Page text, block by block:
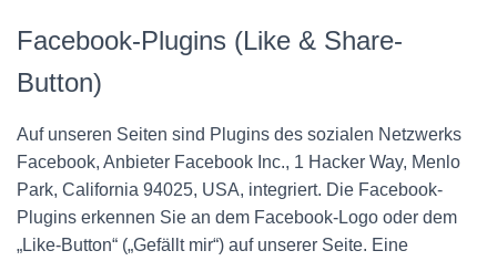
Facebook-Plugins (Like & Share-
Button)
Auf unseren Seiten sind Plugins des sozialen Netzwerks
Facebook, Anbieter Facebook Inc., 1 Hacker Way, Menlo
Park, California 94025, USA, integriert. Die Facebook-
Plugins erkennen Sie an dem Facebook-Logo oder dem
„Like-Button“ („Gefällt mir“) auf unserer Seite. Eine